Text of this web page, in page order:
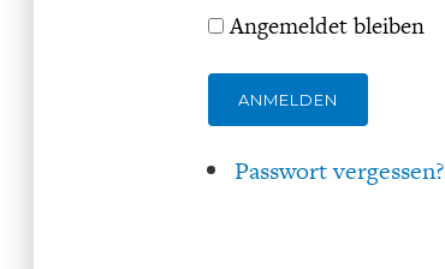
Angemeldet bleiben
ANMELDEN
Passwort vergessen?